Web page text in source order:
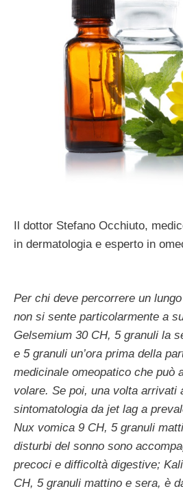
Il dottor Stefano Occhiuto,
in dermatologia e esperto in
Per chi deve percorrere un
non si sente particolarmente a
Gelsemium 30 CH, 5 granuli la
e 5 granuli un’ora prima della
medicinale omeopatico che può
volare. Se poi, una volta arrivati
sintomatologia da jet lag a
Nux vomica 9 CH, 5 granuli
disturbi del sonno sono
precoci e difficoltà digestive;
CH, 5 granuli mattino e sera, è